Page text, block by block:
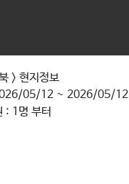
> 현지정보
05/12 ~ 2026/05/12
: 1명 부터